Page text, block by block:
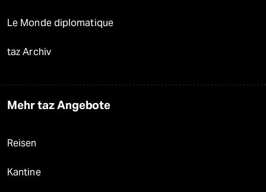
Le Monde diplomatique
taz Archiv
Mehr taz Angebote
Reisen
Kantine